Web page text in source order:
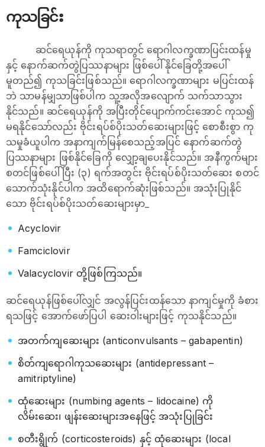
ကုသခြင်း
ဆင်ရေယုန်ကို ကုသရာတွင် ရောဂါလက္ခဏာပြင်းထန်မှု
နှင့် နောက်ဆက်တွဲပြဿနာများ ဖြစ်‌ပေါ်နိုင်ခြေတို့အပေါ်
မူတည်၍ ကုသခြင်းဖြစ်သည်။ ရောဂါလက္ခဏာများ မပြင်းထန်
ဘဲ သာမန်မျှသာဖြစ်ပါက သူ့အလိုအလျောက် သက်သာသွား
နိုင်သည်။ ဆင်ရေယုန်ကို အပြီးတိုင်ပျောက်ကင်းအောင် ကုသ၍
မရနိုင်သော်လည်း ဗိုင်းရပ်စ်ပိုးသတ်ဆေးများဖြင့် စောစီးစွာ ကု
သမှုခံယူပါက အနာကျက်မြန်စေသည့်အပြင် နောက်ဆက်တွဲ
ပြဿနာများ ဖြစ်နိုင်ခြေကို လျှော့ချပေးနိုင်သည်။ အနီကွက်များ
စတင်ဖြစ်ပေါ်ပြီး (၃) ရက်အတွင်း ဗိုင်းရပ်စ်ပိုးသတ်ဆေး စတင်
သောက်သုံးနိုင်ပါက အထိရောက်ဆုံးဖြစ်သည်။ အသုံးပြုနိုင်
သော ဗိုင်းရပ်စ်ပိုးသတ်ဆေးများမှာ_
Acyclovir
Famciclovir
Valacyclovir တို့ဖြစ်ကြသည်။
ဆင်ရေယုန်ဖြစ်ပေါ်လျှင် အလွန်ပြင်းထန်သော နာကျင်မှုကို ခံစား
ရသဖြင့် ‌အောက်ဖော်ပြပါ ဆေးဝါးများဖြင့် ကုသနိုင်သည်။
အတက်ကျဆေးများ (anticonvulsants – gabapentin)
စိတ်ကျရောဂါကုသဆေးများ (antidepressant –
amitriptyline)
ထုံ‌ဆေးများ (numbing agents – lidocaine) ကို
လိမ်းဆေး၊ ဖျန်းဆေးများအနေဖြင့် အသုံးပြုခြင်း
စတီးရွိုက် (corticosteroids) နှင့် ထုံ‌ဆေးများ (local